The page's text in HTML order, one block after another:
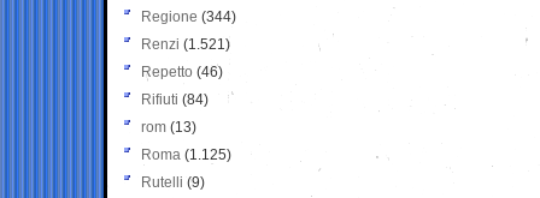
Regione (344)
Renzi (1.521)
Repetto (46)
Rifiuti (84)
rom (13)
Roma (1.125)
Rutelli (9)